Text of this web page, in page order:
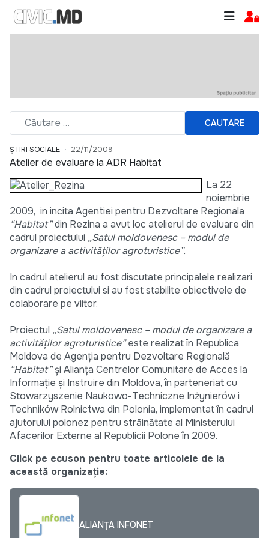
CAUTARE
ȘTIRI SOCIALE 22/11/2009
Atelier de evaluare la ADR Habitat
La 22
noiembrie
2009, in incita Agentiei pentru Dezvoltare Regionala
“Habitat”din Rezina a avut loc atelierul de evaluare din
cadrul proiectului „Satul moldovenesc – modul de
organizare a activităţilor agroturistice”.
In cadrul atelierul au fost discutate principalele realizari
din cadrul proiectului si au fost stabilite obiectivele de
colaborare pe viitor.
Proiectul „Satul moldovenesc – modul de organizare a
activităţilor agroturistice”este realizat în Republica
Moldova de Agenţia pentru Dezvoltare Regională
“Habitat”şi Alianţa Centrelor Comunitare de Acces la
Informaţie şi Instruire din Moldova, în parteneriat cu
Stowarzyszenie Naukowo-Techniczne Inżynierów i
Techników Rolnictwa din Polonia, implementat în cadrul
ajutorului polonez pentru străinătate al Ministerului
Afacerilor Externe al Republicii Polone în 2009.
Click pe ecuson pentru toate articolele de la
această organizație:
ALIANȚA INFONET